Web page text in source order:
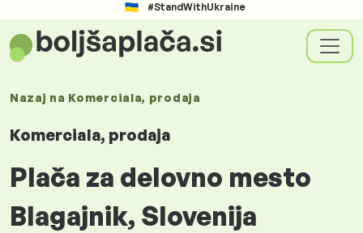
#StandWithUkraine
Nazaj na Komerciala, prodaja
Komerciala, prodaja
Plača za delovno mesto
Blagajnik, Slovenija